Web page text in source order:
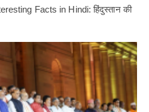
Facts in Hindi: हिंदुस्तान की